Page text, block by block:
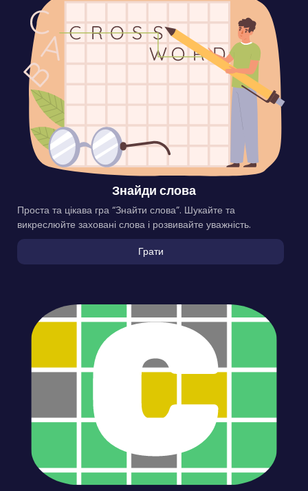
Знайди слова
Проста та цікава гра “Знайти слова”. Шукайте та
викреслюйте заховані слова і розвивайте уважність.
Грати